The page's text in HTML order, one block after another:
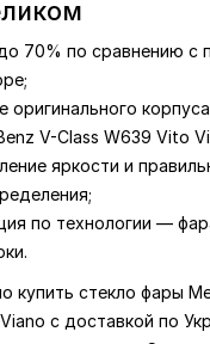
70% по сравнению с
оригинального
V-Class W639 Vito
яркости и
по технологии —
купить стекло фары
с доставкой по